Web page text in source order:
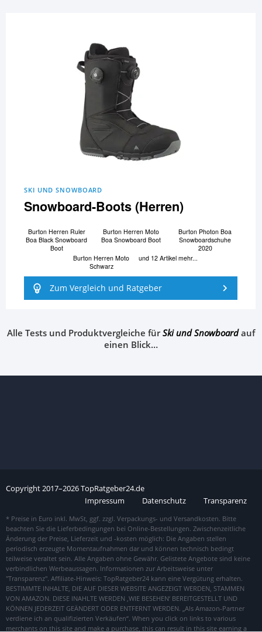
SKI UND SNOWBOARD
Snowboard-Boots (Herren)
Burton Herren Ruler
Boa Black Snowboard
Boot
Burton Herren Moto
Boa Snowboard Boot
Burton Photon Boa
Snowboardschuhe
2020
Burton Herren Moto
Schwarz
und 12 Artikel mehr...
Zum Vergleich und Ratgeber
Alle Tests und Produktvergleiche fürSki und Snowboardauf
einen Blick…
Copyright2017–2026TopRatgeber24.de
Impressum
Datenschutz Transparenz